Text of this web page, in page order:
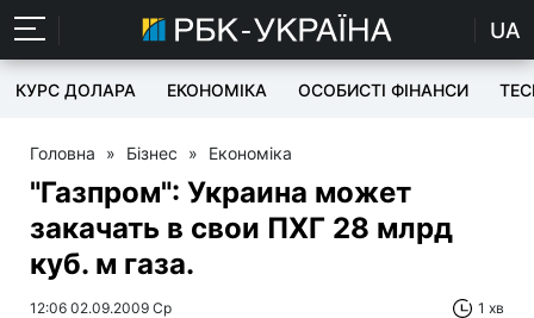
UA
КУРС ДОЛАРА ЕКОНОМІКА ОСОБИСТІ ФІНАНСИ
Головна » Бізнес » Економіка
"Газпром": Украина может
закачать в свои ПХГ 28 млрд
куб. м газа.
12:06 02.09.2009 Ср 1 хв